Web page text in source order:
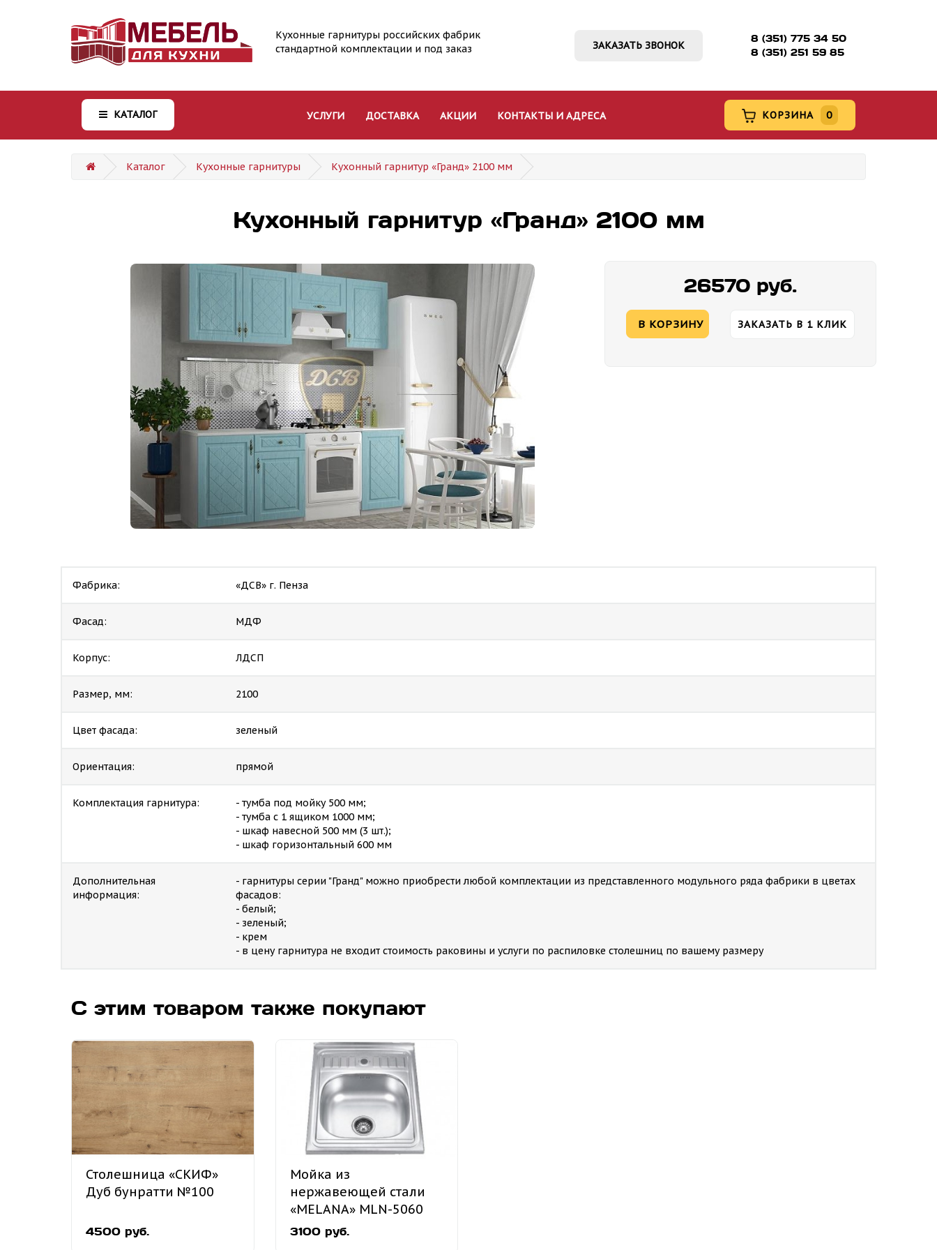
Кухонные гарнитуры российских фабрик
стандартной комплектации и под заказ
ЗАКАЗАТЬ ЗВОНОК
8 (351) 775 34 50
8 (351) 251 59 85
КАТАЛОГ УСЛУГИ ДОСТАВКА АКЦИИ КОНТАКТЫ И АДРЕСА КОРЗИНА 0
Каталог Кухонные гарнитуры Кухонный гарнитур «Гранд» 2100 мм
Кухонный гарнитур «Гранд» 2100 мм
26570 руб.
В КОРЗИНУ ЗАКАЗАТЬ В 1 КЛИК
Фабрика: «ДСВ» г. Пенза
Фасад: МДФ
Корпус: ЛДСП
Размер, мм: 2100
Цвет фасада: зеленый
Ориентация: прямой
Комплектация гарнитура:
- тумба под мойку 500 мм;
- тумба с 1 ящиком 1000 мм;
- шкаф навесной 500 мм (3 шт.);
- шкаф горизонтальный 600 мм
Дополнительная
информация:
- гарнитуры серии "Гранд" можно приобрести любой комплектации из представленного модульного ряда фабрики в цветах
фасадов:
- белый;
- зеленый;
- крем
- в цену гарнитура не входит стоимость раковины и услуги по распиловке столешниц по вашему размеру
С этим товаром также покупают
Столешница «СКИФ»
Дуб бунратти №100
4500 руб.
Мойка из
нержавеющей стали
«MELANA» MLN-5060
накладная
3100 руб.